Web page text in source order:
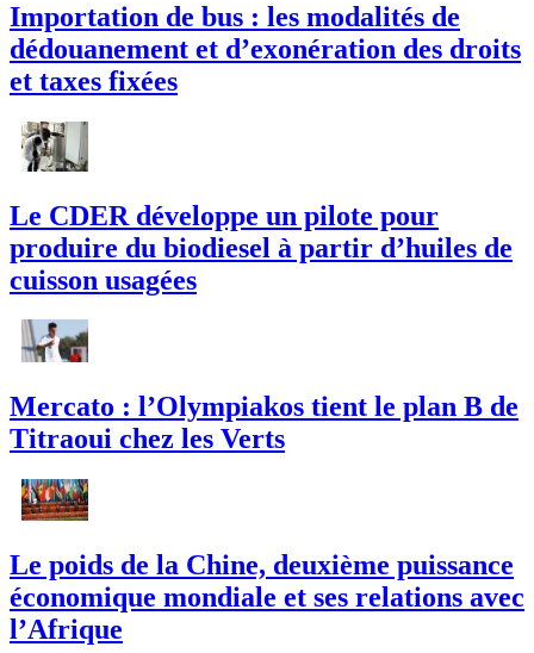
Importation de bus : les modalités de
dédouanement et d’exonération des droits
et taxes fixées
Le CDER développe un pilote pour
produire du biodiesel à partir d’huiles de
cuisson usagées
Mercato : l’Olympiakos tient le plan B de
Titraoui chez les Verts
Le poids de la Chine, deuxième puissance
économique mondiale et ses relations avec
l’Afrique